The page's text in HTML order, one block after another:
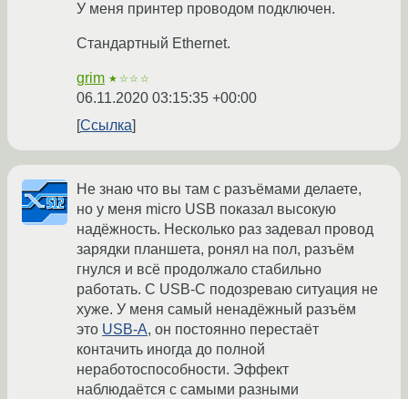
У меня принтер проводом подключен.
Стандартный Ethernet.
grim ★☆☆☆
06.11.2020 03:15:35 +00:00
Ссылка
Не знаю что вы там с разъёмами делаете,
но у меня micro USB показал высокую
надёжность. Несколько раз задевал провод
зарядки планшета, ронял на пол, разъём
гнулся и всё продолжало стабильно
работать. С USB-C подозреваю ситуация не
хуже. У меня самый ненадёжный разъём
это USB-A, он постоянно перестаёт
контачить иногда до полной
неработоспособности. Эффект
наблюдаётся с самыми разными